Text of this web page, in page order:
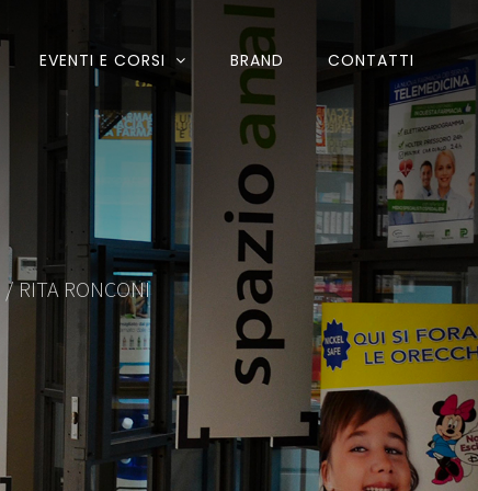
EVENTI E CORSI BRAND CONTATTI
/ RITA RONCONI